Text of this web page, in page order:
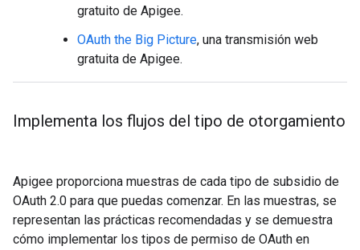
gratuito de Apigee.
OAuth the Big Picture, una transmisión web
gratuita de Apigee.
Implementa los flujos del tipo de otorgamiento
Apigee proporciona muestras de cada tipo de subsidio de
OAuth 2.0 para que puedas comenzar. En las muestras, se
representan las prácticas recomendadas y se demuestra
cómo implementar los tipos de permiso de OAuth en